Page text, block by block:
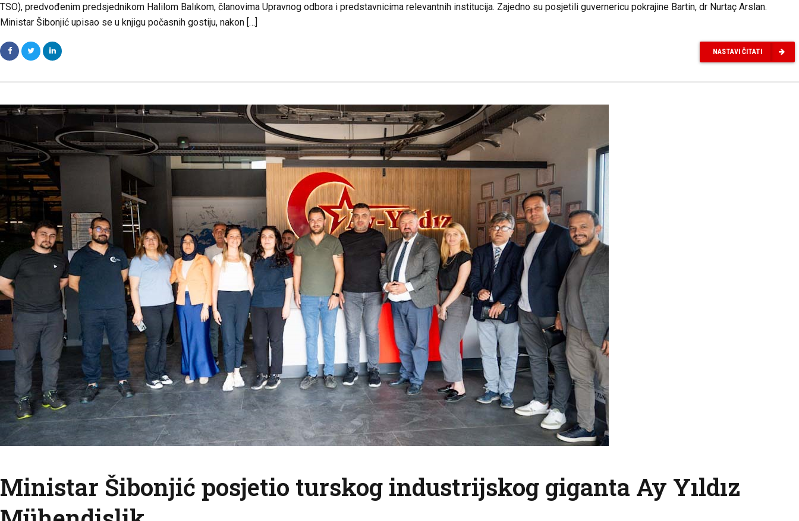
TSO), predvođenim predsjednikom Halilom Balıkom, članovima Upravnog odbora i predstavnicima relevantnih institucija. Zajedno su posjetili guvernericu pokrajine Bartin, dr Nurtaç Arslan.
Ministar Šibonjić upisao se u knjigu počasnih gostiju, nakon […]
NASTAVI ČITATI
Ministar Šibonjić posjetio turskog industrijskog giganta Ay Yıldız